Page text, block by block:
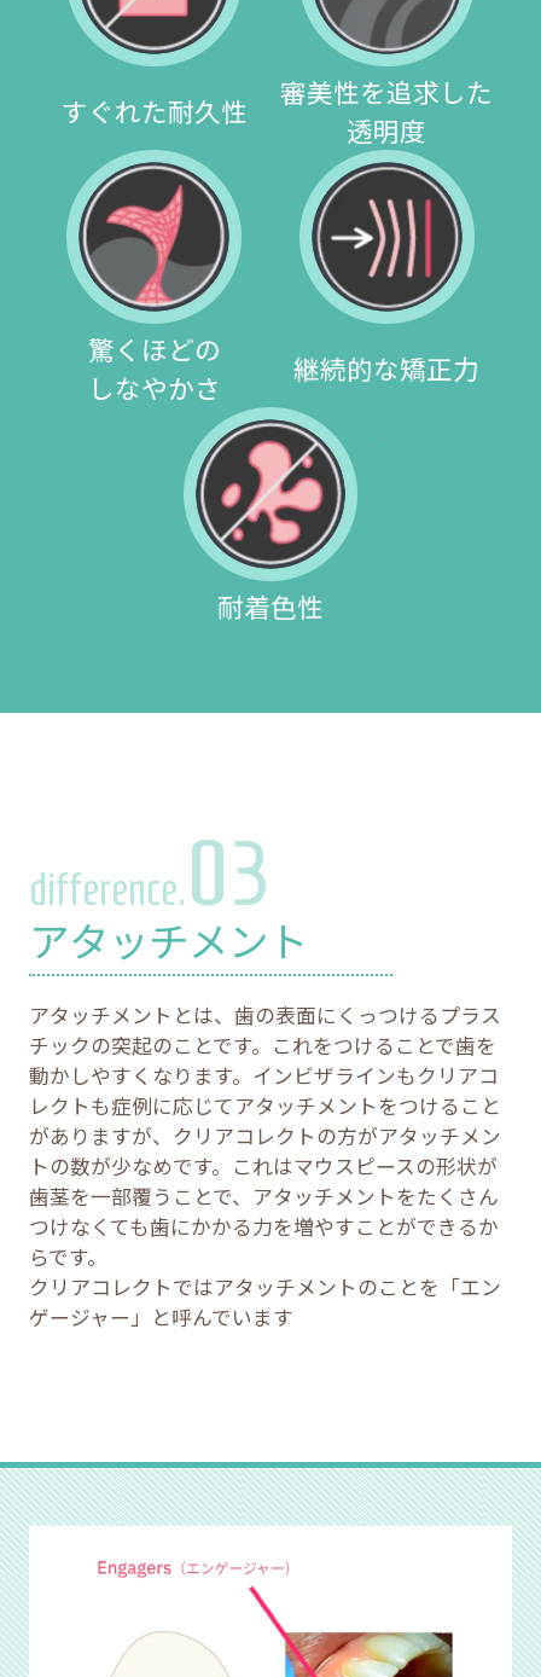
すぐれた耐久性
審美性を追求した
透明度
驚くほどの
しなやかさ
継続的な矯正力
耐着色性
difference.03
アタッチメント
アタッチメントとは、歯の表面にくっつけるプラス
チックの突起のことです。これをつけることで歯を
動かしやすくなります。インビザラインもクリアコ
レクトも症例に応じてアタッチメントをつけること
がありますが、クリアコレクトの方がアタッチメン
トの数が少なめです。これはマウスピースの形状が
歯茎を一部覆うことで、アタッチメントをたくさん
つけなくても歯にかかる力を増やすことができるか
らです。
クリアコレクトではアタッチメントのことを「エン
ゲージャー」と呼んでいます